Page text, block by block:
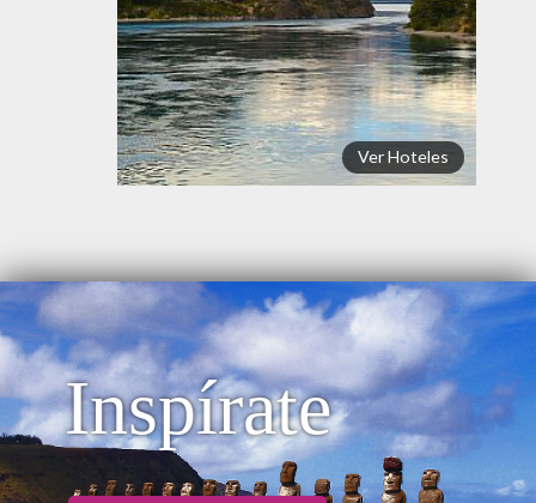
Ver Hoteles
Inspírate